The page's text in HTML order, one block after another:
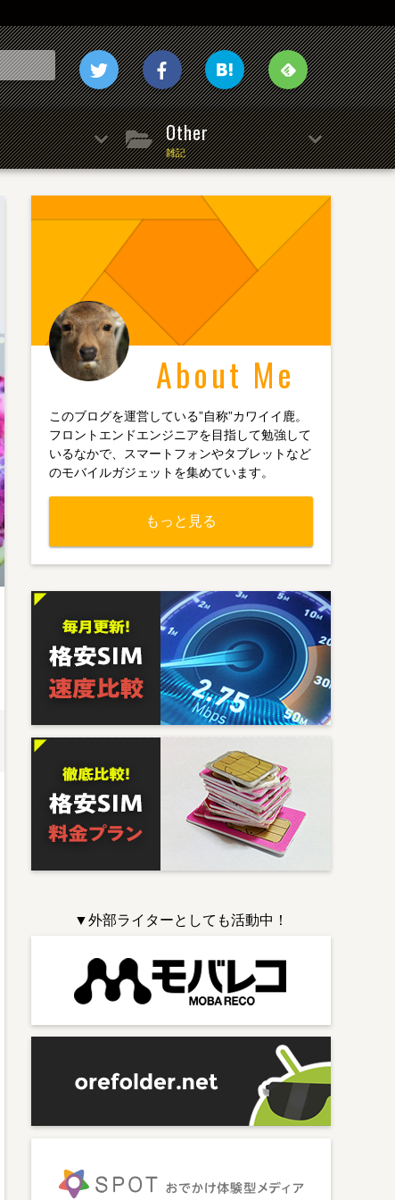
Other
雑記
About Me
このブログを運営している”自称”カワイイ鹿。
フロントエンドエンジニアを目指して勉強して
いるなかで、スマートフォンやタブレットなど
のモバイルガジェットを集めています。
もっと見る
▼外部ライターとしても活動中！